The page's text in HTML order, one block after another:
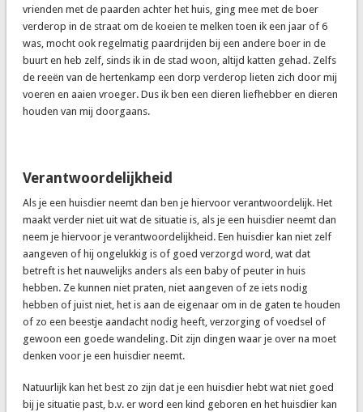
vrienden met de paarden achter het huis, ging mee met de boer
verderop in de straat om de koeien te melken toen ik een jaar of 6
was, mocht ook regelmatig paardrijden bij een andere boer in de
buurt en heb zelf, sinds ik in de stad woon, altijd katten gehad. Zelfs
de reeën van de hertenkamp een dorp verderop lieten zich door mij
voeren en aaien vroeger. Dus ik ben een dieren liefhebber en dieren
houden van mij doorgaans.
Verantwoordelijkheid
Als je een huisdier neemt dan ben je hiervoor verantwoordelijk. Het
maakt verder niet uit wat de situatie is, als je een huisdier neemt dan
neem je hiervoor je verantwoordelijkheid. Een huisdier kan niet zelf
aangeven of hij ongelukkig is of goed verzorgd word, wat dat
betreft is het nauwelijks anders als een baby of peuter in huis
hebben. Ze kunnen niet praten, niet aangeven of ze iets nodig
hebben of juist niet, het is aan de eigenaar om in de gaten te houden
of zo een beestje aandacht nodig heeft, verzorging of voedsel of
gewoon een goede wandeling. Dit zijn dingen waar je over na moet
denken voor je een huisdier neemt.
Natuurlijk kan het best zo zijn dat je een huisdier hebt wat niet goed
bij je situatie past, b.v. er word een kind geboren en het huisdier kan